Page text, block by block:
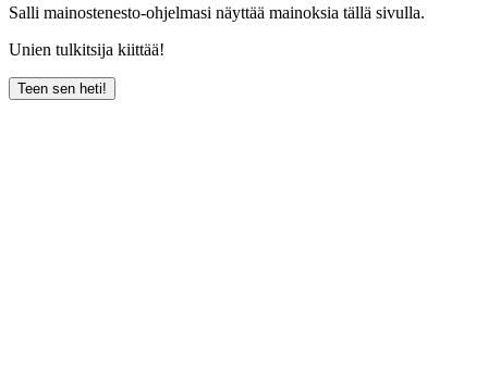
Salli mainostenesto-ohjelmasi näyttää mainoksia tällä sivulla.
Unien tulkitsija kiittää!
Teen sen heti!